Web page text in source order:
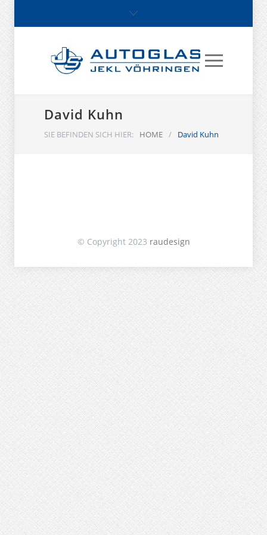
David Kuhn
SIE BEFINDEN SICH HIER: HOME / David Kuhn
© Copyright 2023 raudesign